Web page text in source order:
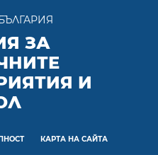
ЗА
И
КАРТА НА САЙТА